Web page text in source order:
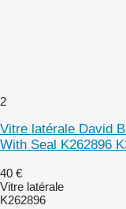
2
Vitre latérale David
With Seal K262896
40 €
Vitre latérale
K262896